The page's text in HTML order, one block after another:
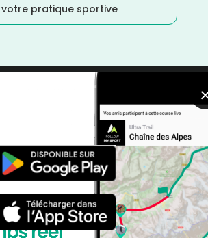
pratique sportive
Côtes d'Armor/Bretagne/